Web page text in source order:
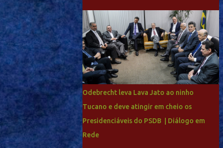
de milhões agora seja mercantil. Segundo
apuração da Itatiaia, Fenômeno comprou
90% das ações por R$ 400 milhões. Aporte
feito imediatamente para pagamento de
dívidas emergenciais e investimentos no
departamento de futebol. O projeto
apresentado para a recuperação do
Ronaldo sendo solidário à dívida de R$ 1
bilhão a partir de agora, mais o peso que o
ex-atacante tem no mundo do futebol, além
Odebrecht leva Lava Jato ao ninho
Tucano e deve atingir em cheio os
Presidenciáveis do PSDB | Diálogo em
Rede